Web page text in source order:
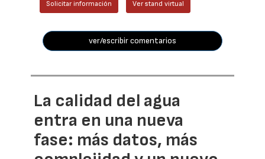
Solicitar información Ver stand virtual
ver/escribir comentarios
La calidad del agua
entra en una nueva
fase: más datos, más